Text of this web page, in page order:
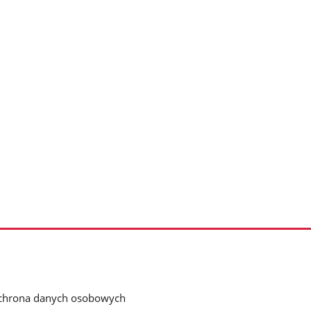
danych osobowych